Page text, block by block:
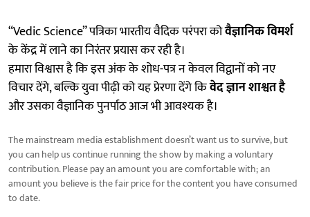
“Vedic Science” पत्रिका भारतीय वैदिक परंपरा कोवैज्ञानिक विमर्श
के केंद्र में लाने का निरंतर प्रयास कर रही है।
हमारा विश्वास है कि इस अंक के शोध-पत्र न केवल विद्वानों को नए
विचार देंगे, बल्कि युवा पीढ़ी को यह प्रेरणा देंगे किवेद ज्ञान शाश्वत है
और उसका वैज्ञानिक पुनर्पाठ आज भी आवश्यक है।
The mainstream media establishment doesn’t want us to survive, but
you can help us continue running the show by making a voluntary
contribution. Please pay an amount you are comfortable with; an
amount you believe is the fair price for the content you have consumed
to date.